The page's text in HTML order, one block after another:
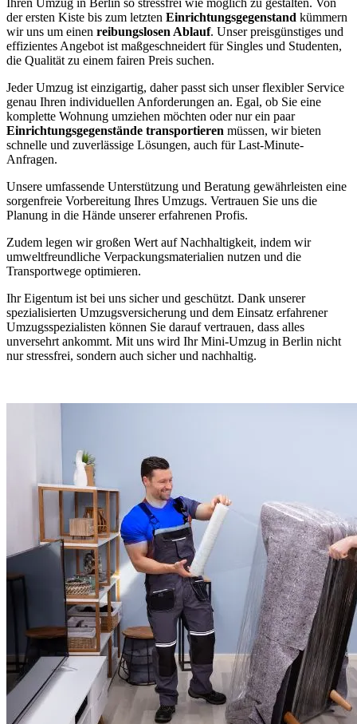
Ihren Umzug in Berlin so stressfrei wie möglich zu gestalten. Von
der ersten Kiste bis zum letzten Einrichtungsgegenstand kümmern
wir uns um einen reibungslosen Ablauf. Unser preisgünstiges und
effizientes Angebot ist maßgeschneidert für Singles und Studenten,
die Qualität zu einem fairen Preis suchen.
Jeder Umzug ist einzigartig, daher passt sich unser flexibler Service
genau Ihren individuellen Anforderungen an. Egal, ob Sie eine
komplette Wohnung umziehen möchten oder nur ein paar
Einrichtungsgegenstände transportieren müssen, wir bieten
schnelle und zuverlässige Lösungen, auch für Last-Minute-
Anfragen.
Unsere umfassende Unterstützung und Beratung gewährleisten eine
sorgenfreie Vorbereitung Ihres Umzugs. Vertrauen Sie uns die
Planung in die Hände unserer erfahrenen Profis.
Zudem legen wir großen Wert auf Nachhaltigkeit, indem wir
umweltfreundliche Verpackungsmaterialien nutzen und die
Transportwege optimieren.
Ihr Eigentum ist bei uns sicher und geschützt. Dank unserer
spezialisierten Umzugsversicherung und dem Einsatz erfahrener
Umzugsspezialisten können Sie darauf vertrauen, dass alles
unversehrt ankommt. Mit uns wird Ihr Mini-Umzug in Berlin nicht
nur stressfrei, sondern auch sicher und nachhaltig.